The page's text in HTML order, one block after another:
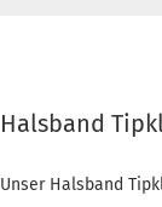
Halsband
Unser Halsband